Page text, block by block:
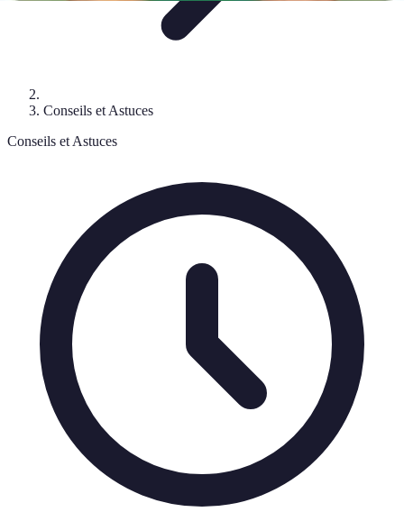
Conseils et Astuces
Conseils et Astuces